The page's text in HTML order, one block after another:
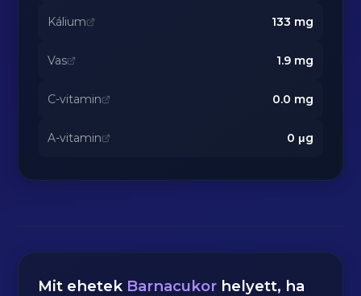
Kálium 133 mg
Vas 1.9mg
C-vitamin 0.0 mg
A-vitamin 0 μg
Mit ehetek Barnacukor helyett, ha